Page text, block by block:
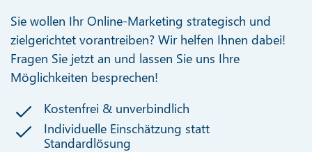
Sie wollen Ihr Online-Marketing strategisch und
zielgerichtet vorantreiben? Wir helfen Ihnen dabei!
Fragen Sie jetzt an und lassen Sie uns Ihre
Möglichkeiten besprechen!
Kostenfrei & unverbindlich
Individuelle Einschätzung statt
Standardlösung